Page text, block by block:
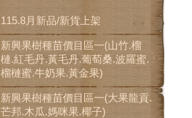
115.8月新品/新貨上架
新興果樹種苗價目區一(山竹.榴
槤.紅毛丹.黃毛丹.葡萄桑.波羅蜜.
榴槤蜜.牛奶果.黃金果)
新興果樹種苗價目區一(大果龍貢.
芒邦.木瓜.媽咪果.椰子)